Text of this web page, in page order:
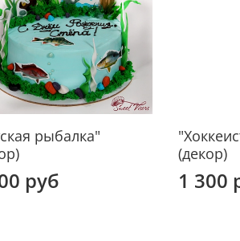
рыбалка"
руб
(декор)
1 300